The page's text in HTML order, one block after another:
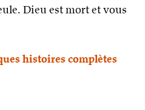
Dieu est mort et vous
histoires complètes